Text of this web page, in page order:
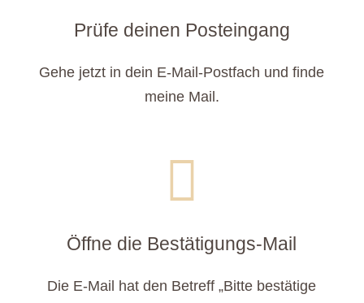
Prüfe deinen Posteingang
Gehe jetzt in dein E-Mail-Postfach und finde
meine Mail.

Öffne die Bestätigungs-Mail
Die E-Mail hat den Betreff „Bitte bestätige